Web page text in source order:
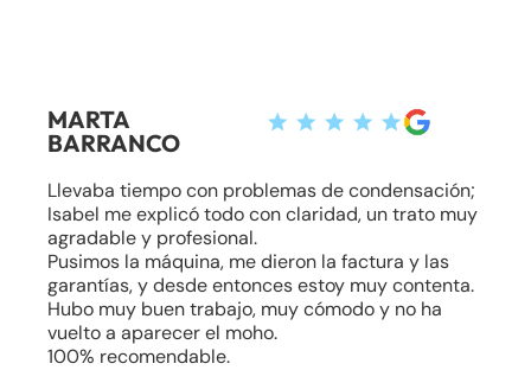
MARTA
BARRANCO
Llevaba tiempo con problemas de condensación;
Isabel me explicó todo con claridad, un trato muy
agradable y profesional.
Pusimos la máquina, me dieron la factura y las
garantías, y desde entonces estoy muy contenta.
Hubo muy buen trabajo, muy cómodo y no ha
vuelto a aparecer el moho.
100% recomendable.